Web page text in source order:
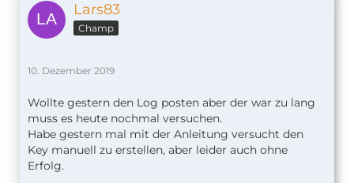
Lars83
Champ
10. Dezember 2019
Wollte gestern den Log posten aber der war zu lang
muss es heute nochmal versuchen.
Habe gestern mal mit der Anleitung versucht den
Key manuell zu erstellen, aber leider auch ohne
Erfolg.